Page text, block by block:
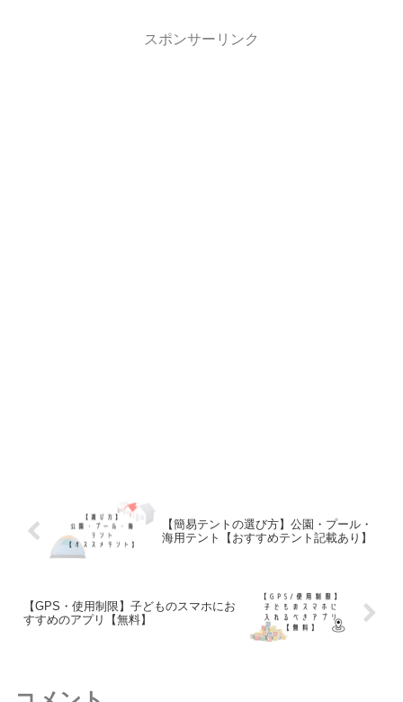
スポンサーリンク
【簡易テントの選び方】公園・プール・
海用テント【おすすめテント記載あり】
【GPS・使用制限】子どものスマホにお
すすめのアプリ【無料】